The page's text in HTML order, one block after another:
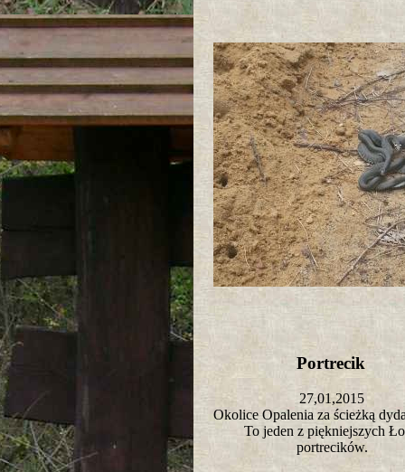
Portrecik
27,01,2015
Okolice Opalenia za ścieżką
To jeden z piękniejszych
portrecików.